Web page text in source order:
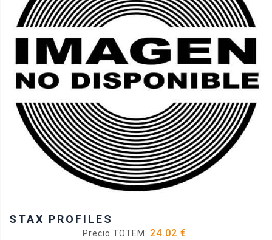
STAX PROFILES
Precio TOTEM: 24.02 €